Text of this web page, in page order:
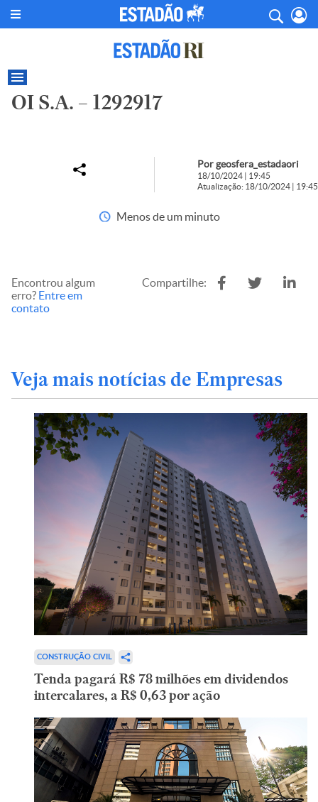
OI S.A. – 1292917
Por geosfera_estadaori
18/10/2024 | 19:45
Atualização: 18/10/2024 | 19:45
Menos de um minuto
Encontrou algum
erro? Entre em
contato
Compartilhe:
Veja mais notícias de Empresas
CONSTRUÇÃO CIVIL
Tenda pagará R$ 78 milhões em dividendos
intercalares, a R$ 0,63 por ação